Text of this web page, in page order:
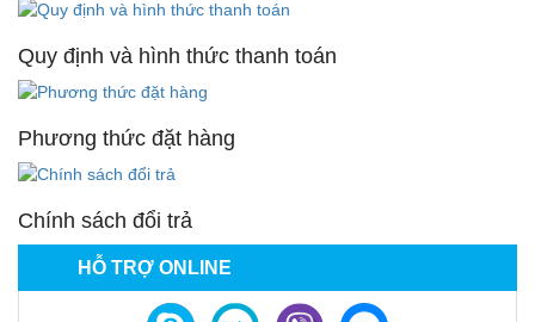
HỖ TRỢ ONLINE
Quy định và hình thức thanh toán
Phương thức đặt hàng
Chính sách đổi trả